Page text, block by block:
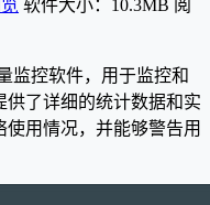
软件大小：10.3MB 阅
监控软件，用于监控和
供了详细的统计数据和实
用情况，并能够警告用